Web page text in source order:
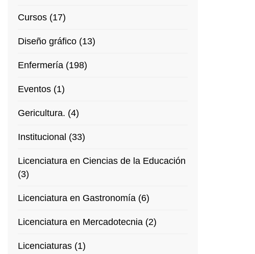
Cursos (17)
Diseño gráfico (13)
Enfermería (198)
Eventos (1)
Gericultura. (4)
Institucional (33)
Licenciatura en Ciencias de la Educación
(3)
Licenciatura en Gastronomía (6)
Licenciatura en Mercadotecnia (2)
Licenciaturas (1)